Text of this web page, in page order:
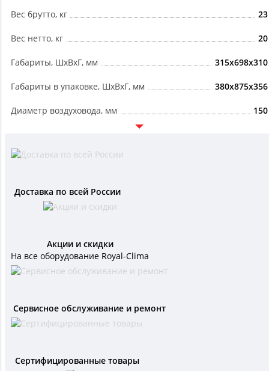
Вес брутто, кг 23
Вес нетто, кг 20
Габариты, ШxВxГ, мм 315x698x310
Габариты в упаковке, ШxВxГ, мм 380x875x356
Диаметр воздуховода, мм 150
Доставка по всей России
Акции и скидки
На все оборудование Royal-Clima
Сервисное обслуживание и ремонт
Сертифицированные товары